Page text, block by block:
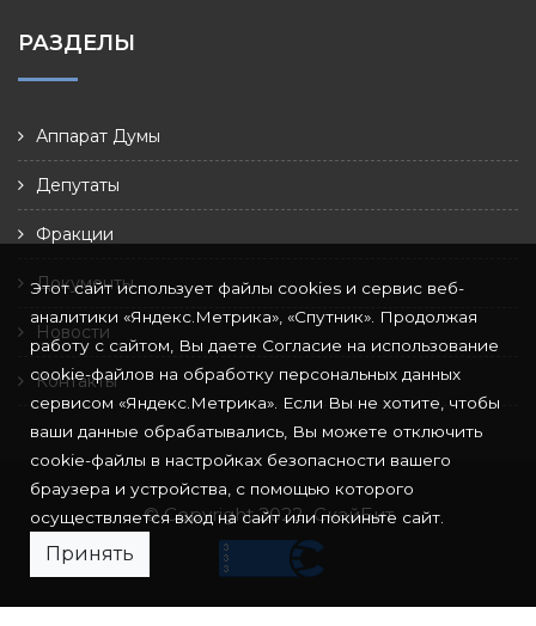
РАЗДЕЛЫ
Аппарат Думы
Депутаты
Фракции
Документы
Новости
Контакты
© Copyright 2022 СкайБит
Этот сайт использует файлы cookies и сервис веб-
аналитики «Яндекс.Метрика», «Спутник». Продолжая
работу с сайтом, Вы даете Согласие на использование
cookie-файлов на обработку персональных данных
сервисом «Яндекс.Метрика». Если Вы не хотите, чтобы
ваши данные обрабатывались, Вы можете отключить
cookie-файлы в настройках безопасности вашего
браузера и устройства, с помощью которого
осуществляется вход на сайт или покиньте сайт.
Принять